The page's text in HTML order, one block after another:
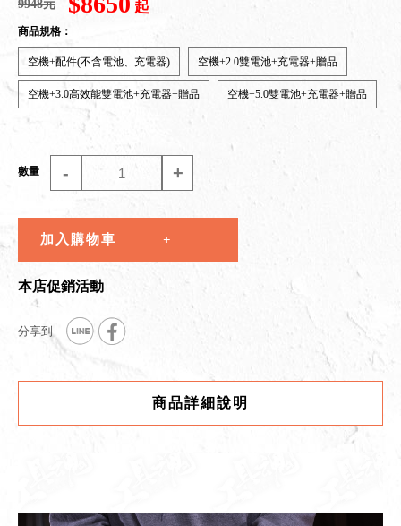
9948元 起
商品規格：
空機+配件(不含電池、充電器) 空機+2.0雙電池+充電器+贈品
空機+3.0高效能雙電池+充電器+贈品 空機+5.0雙電池+充電器+贈品
數量 - +
加入購物車
本店促銷活動
商品詳細說明